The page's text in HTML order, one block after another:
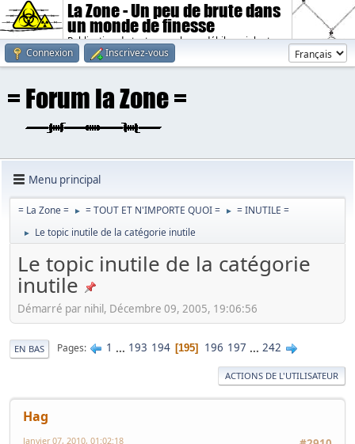
La Zone - Un peu de brute dans
un monde de finesse
Publication de textes sombres, débiles, violents.
Connexion
Inscrivez-vous
Menu principal
= La Zone = ► = TOUT ET N'IMPORTE QUOI = ► = INUTILE =
► Le topic inutile de la catégorie inutile
Le topic inutile de la catégorie
inutile
Démarré par nihil, Décembre 09, 2005, 19:06:56
EN BAS Pages 1 ... 193 194 195 196 197 ... 242
ACTIONS DE L'UTILISATEUR
Hag
Janvier 07, 2010, 01:02:18